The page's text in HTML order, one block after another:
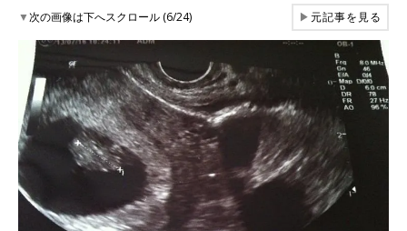
▼次の画像は下へスクロール (6/24) ▶元記事を見る